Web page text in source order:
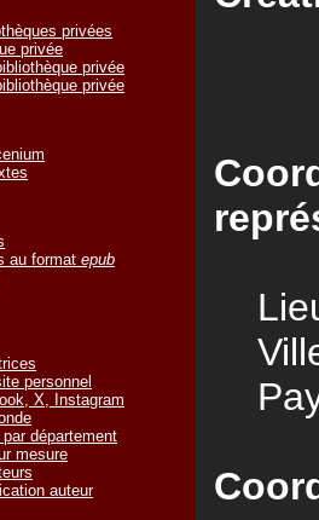
privées
privée
privée
privée
au format epub
personnel
X, Instagram
département
mesure
auteur